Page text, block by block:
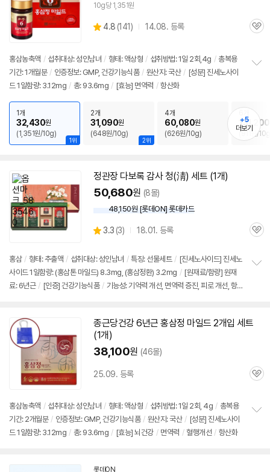
10g당 1,351원
별
4.8 (상
141) 14.08. 등록
관
홍삼농축액 / 섭취대상: 성인남녀 / 형태: 액상형 / 섭취방법: 1일 2회,4g / 총복용
기간: 1개월분 / 인증정보: GMP, 건강기능식품 / 원산지: 국산 / [성분] 진세노사이
드 1일함량: 3.12mg / 총: 93.6mg / [효능] 면역력 / 항산화
기
1위
1개
32,430원
(1,351원/10g)
2위
2개
31,090원
(648원/10g)
4개
60,080원
(626원/10g)
131,200
(911원/
+5
더보기
정관장 다보록 감사 청(淸) 세트 (1개)
50,680원 (8몰)
48,150원 [롯데ON] 롯데카드
별
3.3 (상
리
뷰
3) 18.01. 등록
관
홍삼 / 형태: 추출액 / 섭취대상: 성인남녀 / 특징: 선물세트 / [진세노사이드] 진세노
사이드 1일함량: (홍삼톤 마일드) 8.3mg, (홍삼정환) 3.2mg / [원재료/함량] 원재
료: 6년근 / [인증] 건강기능식품 / 기능성: 기억력 개선, 면역력 증진, 피로 개선, 항
종근당건강6년근 홍삼정 마일드 2개입 세트
(1개)
38,100원 (46몰)
25.09. 등록
관
홍삼농축액 / 섭취대상: 성인남녀 / 형태: 액상형 / 섭취방법: 1일 2회, 4g / 총복용
기간: 2개월분 / 인증정보: GMP, 건강기능식품 / 원산지: 국산 / [성분] 진세노사이
드 1일함량: 3.12mg / 총: 93.6mg / [효능] 뇌건강 / 면역력 / 혈행개선 / 항산화
롯데ON